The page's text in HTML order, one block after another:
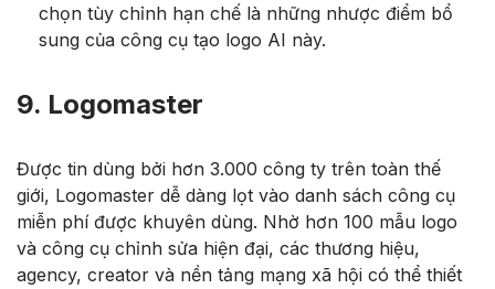
chọn tùy chỉnh hạn chế là những nhược điểm bổ
sung của công cụ tạo logo AI này.
9. Logomaster
Được tin dùng bởi hơn 3.000 công ty trên toàn thế
giới, Logomaster dễ dàng lọt vào danh sách công cụ
miễn phí được khuyên dùng. Nhờ hơn 100 mẫu logo
và công cụ chỉnh sửa hiện đại, các thương hiệu,
agency, creator và nền tảng mạng xã hội có thể thiết